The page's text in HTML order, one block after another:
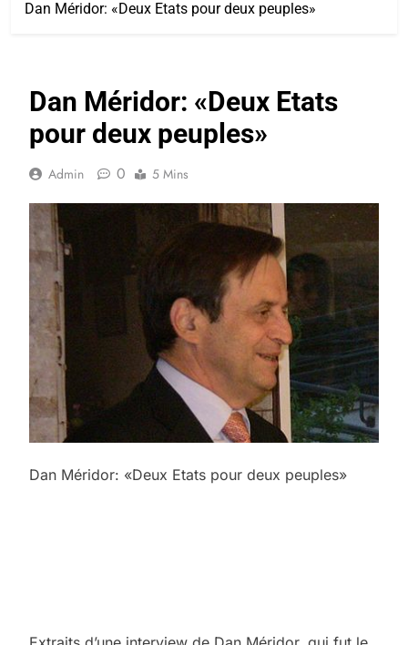
Dan Méridor: «Deux Etats pour deux peuples»
Dan Méridor: «Deux Etats
pour deux peuples»
Admin 0 5 Mins
Dan Méridor: «Deux Etats pour deux peuples»